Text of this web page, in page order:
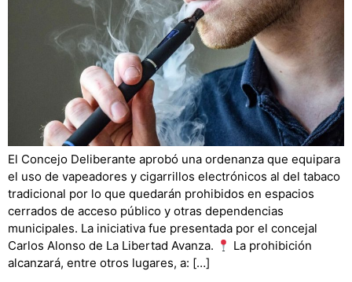
El Concejo Deliberante aprobó una ordenanza que equipara
el uso de vapeadores y cigarrillos electrónicos al del tabaco
tradicional por lo que quedarán prohibidos en espacios
cerrados de acceso público y otras dependencias
municipales. La iniciativa fue presentada por el concejal
Carlos Alonso de La Libertad Avanza.
La prohibición
alcanzará, entre otros lugares, a: […]